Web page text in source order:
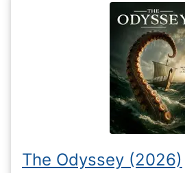
The Odyssey (2026)